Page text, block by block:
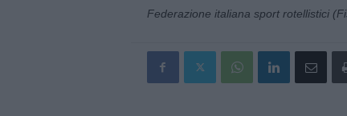
Federazione italiana sport rotellistici